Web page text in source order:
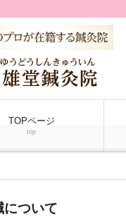
TOPページ
top
について